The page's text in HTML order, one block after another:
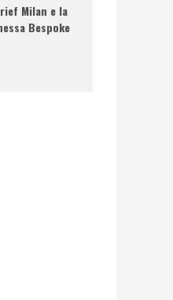
Milan e la
Bespoke